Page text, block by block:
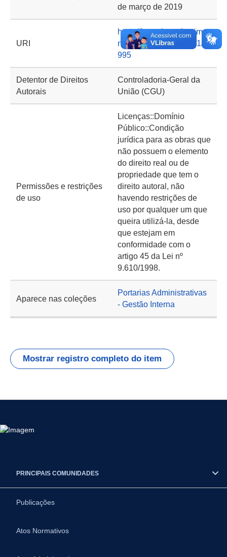
de março de 2019
URI
https://basedeconhecime
nto.cgu.gov.br/handle/1/6
995
Detentor de Direitos
Autorais
Controladoria-Geral da
União (CGU)
Permissões e restrições
de uso
Licenças::Domínio
Público::Condição
jurídica para as obras que
não possuem o elemento
do direito real ou de
propriedade que tem o
direito autoral, não
havendo restrições de
uso por qualquer um que
queira utilizá-la, desde
que estejam em
conformidade com o
artigo 45 da Lei nº
9.610/1998.
Aparece nas coleções
Portarias Administrativas
- Gestão Interna
Mostrar registro completo do item
PRINCIPAIS COMUNIDADES
Publicações
Atos Normativos